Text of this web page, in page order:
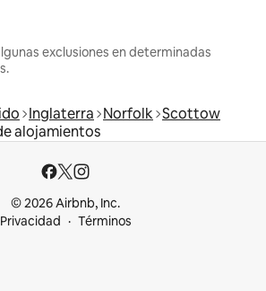
exclusiones en determinadas
Inglaterra Norfolk Scottow
alojamientos
© 2026 Airbnb, Inc.
Privacidad
Términos